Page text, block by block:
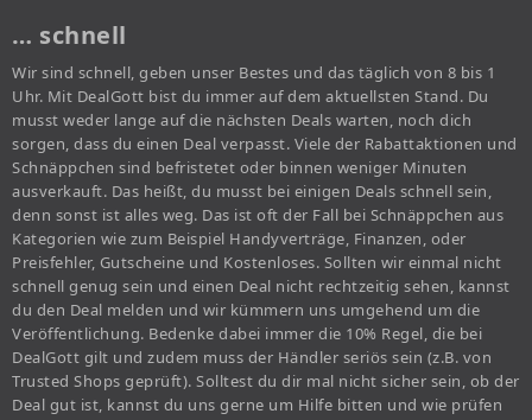
… schnell
Wir sind schnell, geben unser Bestes und das täglich von 8 bis 1
Uhr. Mit DealGott bist du immer auf dem aktuellsten Stand. Du
musst weder lange auf die nächsten Deals warten, noch dich
sorgen, dass du einen Deal verpasst. Viele der Rabattaktionen und
Schnäppchen sind befristetet oder binnen weniger Minuten
ausverkauft. Das heißt, du musst bei einigen Deals schnell sein,
denn sonst ist alles weg. Das ist oft der Fall bei Schnäppchen aus
Kategorien wie zum Beispiel Handyverträge, Finanzen, oder
Preisfehler, Gutscheine und Kostenloses. Sollten wir einmal nicht
schnell genug sein und einen Deal nicht rechtzeitig sehen, kannst
du den Deal melden und wir kümmern uns umgehend um die
Veröffentlichung. Bedenke dabei immer die 10% Regel, die bei
DealGott gilt und zudem muss der Händler seriös sein (z.B. von
Trusted Shops geprüft). Solltest du dir mal nicht sicher sein, ob der
Deal gut ist, kannst du uns gerne um Hilfe bitten und wie prüfen